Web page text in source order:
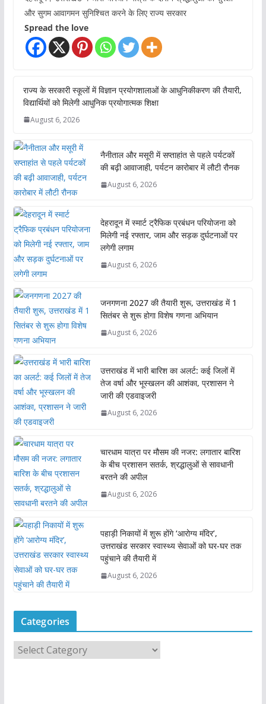
और सुगम आवागमन सुनिश्चित करने के लिए राज्य सरकार
Spread the love
राज्य के सरकारी स्कूलों में विज्ञान प्रयोगशालाओं के आधुनिकीकरण की तैयारी,
विद्यार्थियों को मिलेगी आधुनिक प्रयोगात्मक शिक्षा
August 6, 2026
नैनीताल और मसूरी में सप्ताहांत से पहले पर्यटकों
की बढ़ी आवाजाही, पर्यटन कारोबार में लौटी रौनक
August 6, 2026
देहरादून में स्मार्ट ट्रैफिक प्रबंधन परियोजना को
मिलेगी नई रफ्तार, जाम और सड़क दुर्घटनाओं पर
लगेगी लगाम
August 6, 2026
जनगणना 2027 की तैयारी शुरू, उत्तराखंड में 1
सितंबर से शुरू होगा विशेष गणना अभियान
August 6, 2026
उत्तराखंड में भारी बारिश का अलर्ट: कई जिलों में
तेज वर्षा और भूस्खलन की आशंका, प्रशासन ने
जारी की एडवाइजरी
August 6, 2026
चारधाम यात्रा पर मौसम की नजर: लगातार बारिश
के बीच प्रशासन सतर्क, श्रद्धालुओं से सावधानी
बरतने की अपील
August 6, 2026
पहाड़ी निकायों में शुरू होंगे ‘आरोग्य मंदिर’,
उत्तराखंड सरकार स्वास्थ्य सेवाओं को घर-घर तक
पहुंचाने की तैयारी में
August 6, 2026
Categories
a